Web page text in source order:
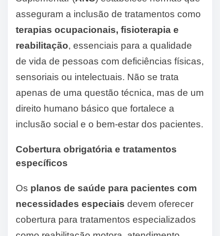
asseguram a inclusão de tratamentos como
terapias ocupacionais, fisioterapia e
reabilitação, essenciais para a qualidade
de vida de pessoas com deficiências físicas,
sensoriais ou intelectuais. Não se trata
apenas de uma questão técnica, mas de um
direito humano básico que fortalece a
inclusão social e o bem-estar dos pacientes.
Cobertura obrigatória e tratamentos
específicos
Os planos de saúde para pacientes com
necessidades especiais devem oferecer
cobertura para tratamentos especializados